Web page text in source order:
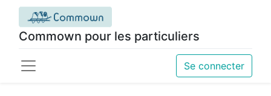
Commown pour les particuliers
Se connecter